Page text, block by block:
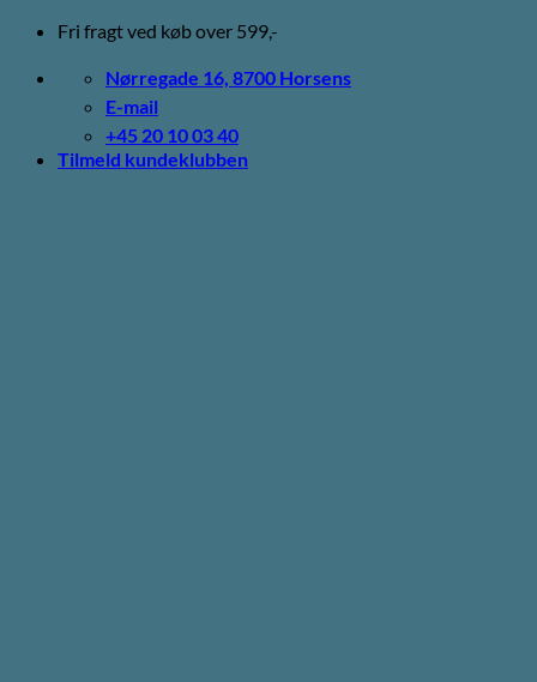
Fortsæt
indhold
Fri fragt ved køb over 599,-
Nørregade 16, 8700 Horsens
E-mail
+45 20 10 03 40
Tilmeld kundeklubben